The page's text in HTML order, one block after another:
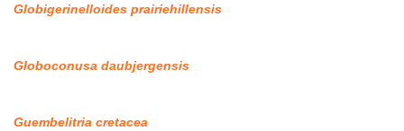
Globigerinelloides prairiehillensis
Globoconusa daubjergensis
Guembelitria cretacea